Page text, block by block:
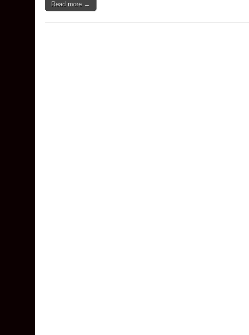
Read more →